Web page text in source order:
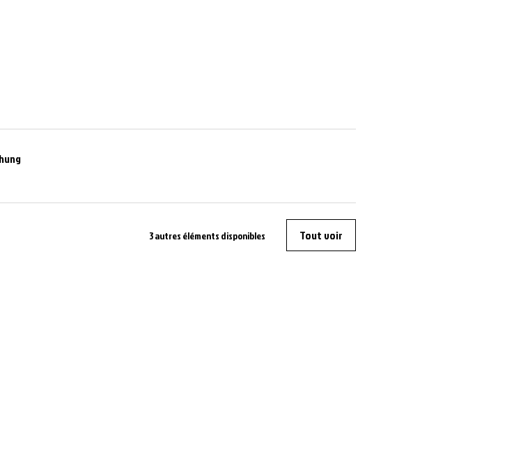
3 autres éléments disponibles Tout voir